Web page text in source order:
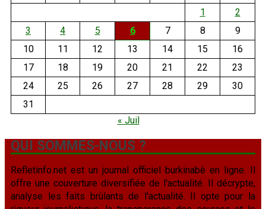
1
2
3
4 5 6 7 8
9
10
11 12 13 14 15
16
17
18 19 20 21 22
23
24
25 26 27 28 29
30
31
« Juil
QUI SOMMES-NOUS ?
Refletinfo.net est un journal officiel burkinabè en ligne. Il
offre une couverture diversifiée de l'actualité. Il décrypte,
analyse les faits brûlants de l'actualité. Il opte pour la